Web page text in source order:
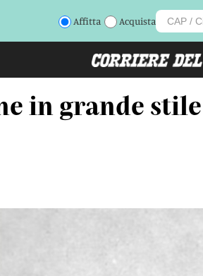
Affitta Acquista
in grande